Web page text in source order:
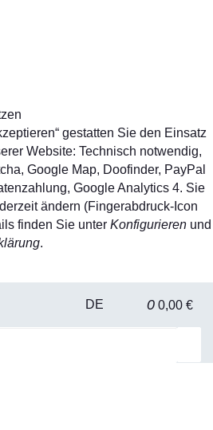
gestatten Sie den Einsatz
Website: Technisch notwendig,
Google Map, Doofinder, PayPal
Google Analytics 4. Sie
ändern (Fingerabdruck-Icon
finden Sie unter Konfigurieren und
.
DE 0 0,00 €